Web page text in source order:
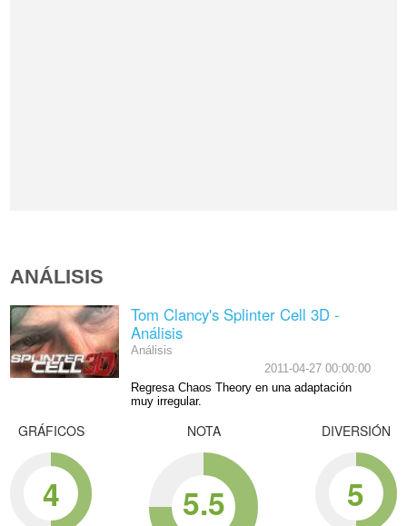
ANÁLISIS
Tom Clancy's Splinter Cell 3D -
Análisis
Análisis
2011-04-27 00:00:00
Regresa Chaos Theory en una adaptación
muy irregular.
GRÁFICOS
4
NOTA
5.5
DIVERSIÓN
5